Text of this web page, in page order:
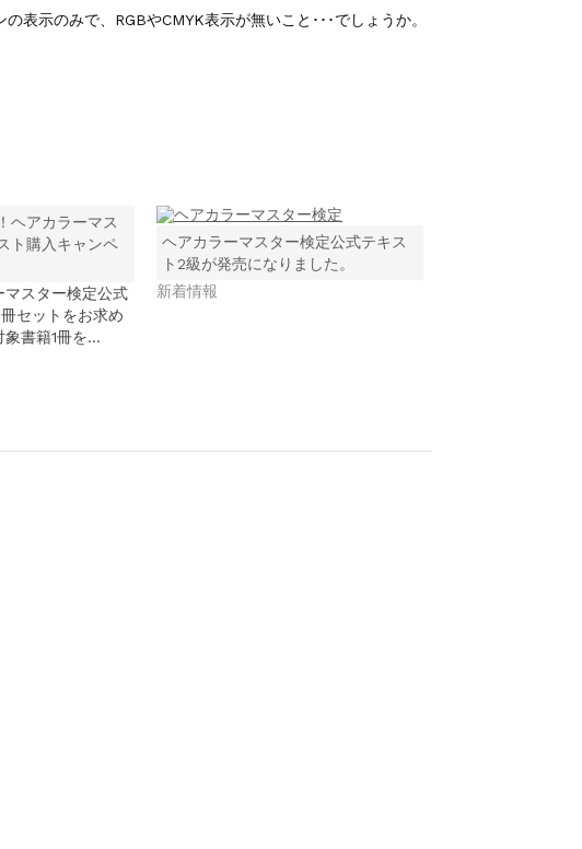
表示のみで、RGBやCMYK表示が無いこと･･･でしょうか。
ヘアカラーマス
ト購入キャンペ
マスター検定公式
セットをお求め
象書籍1冊を…
ヘアカラーマスター検定公式テキス
ト2級が発売になりました。
新着情報